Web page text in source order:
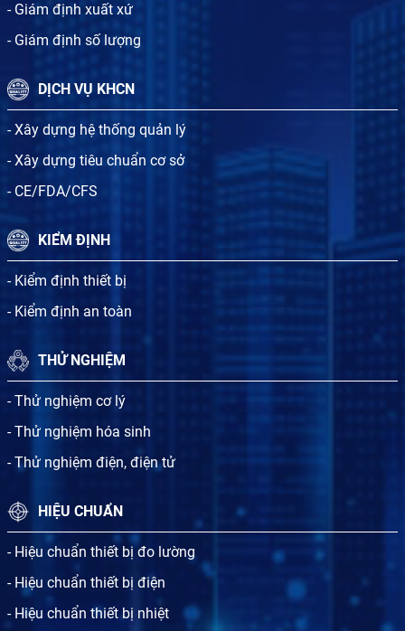
- Giám định xuất xứ
- Giám định số lượng
DỊCH VỤ KHCN
- Xây dựng hệ thống quản lý
- Xây dựng tiêu chuẩn cơ sở
- CE/FDA/CFS
KIỂM ĐỊNH
- Kiểm định thiết bị
- Kiểm định an toàn
THỬ NGHIỆM
- Thử nghiệm cơ lý
- Thử nghiệm hóa sinh
- Thử nghiệm điện, điện tử
HIỆU CHUẨN
- Hiệu chuẩn thiết bị đo lường
- Hiệu chuẩn thiết bị điện
- Hiệu chuẩn thiết bị nhiệt